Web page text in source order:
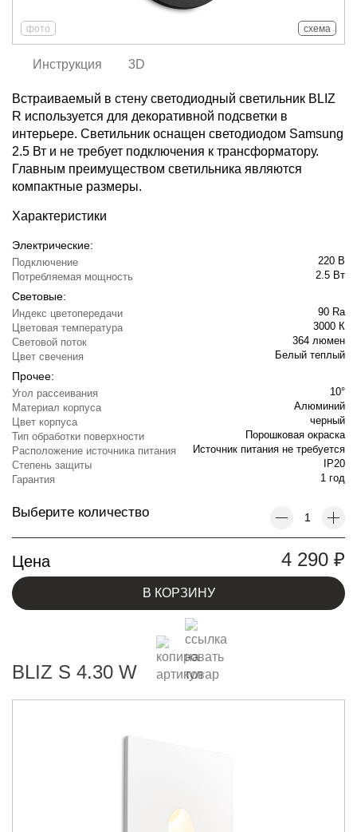
фото схема
Инструкция 3D
Встраиваемый в стену светодиодный светильник BLIZ
R используется для декоративной подсветки в
интерьере. Светильник оснащен светодиодом Samsung
2.5 Вт и не требует подключения к трансформатору.
Главным преимуществом светильника являются
компактные размеры.
Характеристики
Электрические:
Подключение
220 В
Потребляемая мощность
2.5 Вт
Световые:
Индекс цветопередачи
90 Ra
Цветовая температура
3000 К
Световой поток
364 люмен
Цвет свечения
Белый теплый
Прочее:
Угол рассеивания
10°
Материал корпуса
Алюминий
Цвет корпуса
черный
Тип обработки поверхности
Порошковая окраска
Расположение источника питания
Источник питания не требуется
Степень защиты
IP20
Гарантия
1 год
Выберите количество
Цена 4 290 ₽
В КОРЗИНУ
BLIZ S 4.30 W